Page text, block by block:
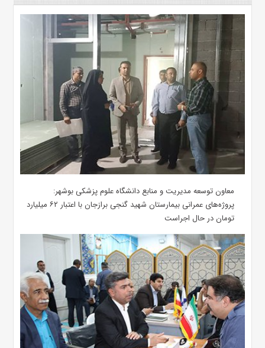
معاون توسعه مدیریت و منابع دانشگاه علوم پزشکی بوشهر:
پروژه‌های عمرانی بیمارستان شهید گنجی برازجان با اعتبار ۶۲ میلیارد
تومان در حال اجراست